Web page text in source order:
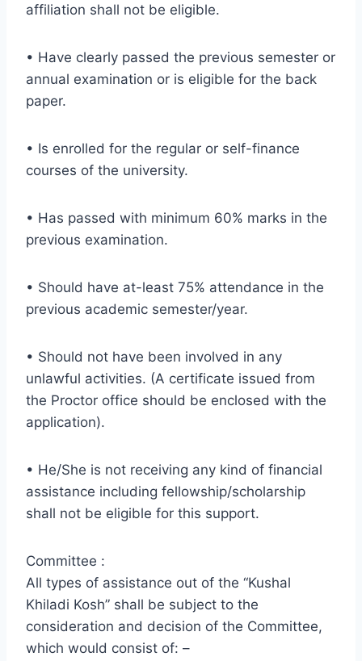
affiliation shall not be eligible.
• Have clearly passed the previous semester or
annual examination or is eligible for the back
paper.
• Is enrolled for the regular or self-finance
courses of the university.
• Has passed with minimum 60% marks in the
previous examination.
• Should have at-least 75% attendance in the
previous academic semester/year.
• Should not have been involved in any
unlawful activities. (A certificate issued from
the Proctor office should be enclosed with the
application).
• He/She is not receiving any kind of financial
assistance including fellowship/scholarship
shall not be eligible for this support.
Committee :
All types of assistance out of the “Kushal
Khiladi Kosh” shall be subject to the
consideration and decision of the Committee,
which would consist of: –